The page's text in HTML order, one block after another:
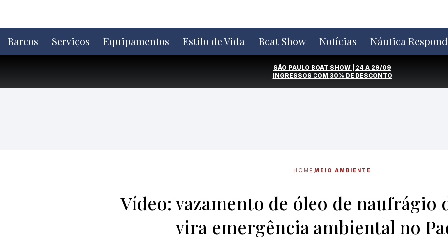
o
conteúdo
Barcos Serviços Equipamentos Estilo de Vida Boat Show Notícias Náutica
SÃO PAULO BOAT SHOW | 24 A 29/09
INGRESSOS COM 30% DE DESCONTO
HOME MEIO AMBIENTE
Vídeo: vazamento de óleo de naufrágio
vira emergência ambiental no